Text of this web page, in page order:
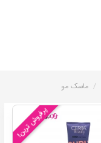
/ ماسک مو
پرفروش ترین!